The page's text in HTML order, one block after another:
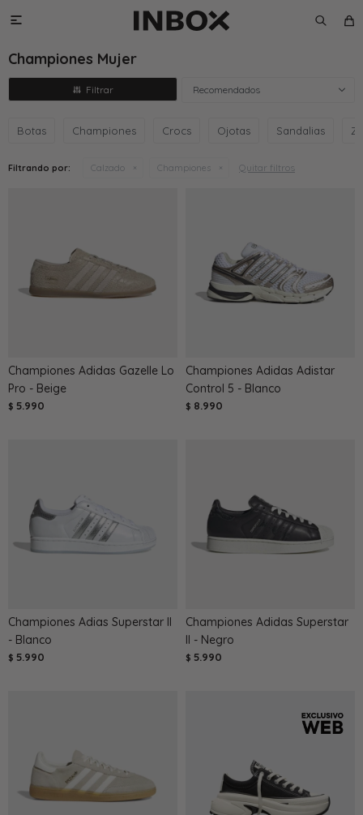

Championes Mujer
Recomendados
Botas Championes Crocs Ojotas Sandalias
Filtrando por: Calzado Championes Quitar filtros
Championes Adidas Gazelle Lo
Pro - Beige
$ 5.990
Championes Adidas Adistar
Control 5 - Blanco
$ 8.990
Championes Adias Superstar II
- Blanco
$ 5.990
Championes Adidas Superstar
II - Negro
$ 5.990